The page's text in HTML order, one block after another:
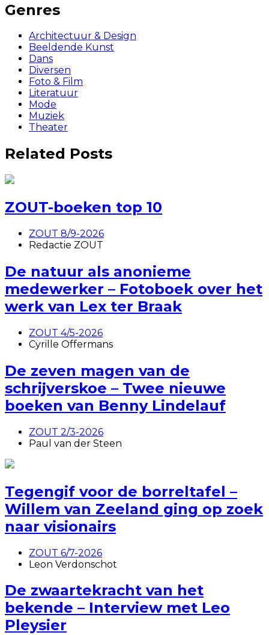
Genres
Architectuur & Design
Beeldende Kunst
Dans
Diversen
Foto & Film
Literatuur
Mode
Muziek
Theater
Related Posts
ZOUT-boeken top 10
ZOUT 8/9-2026
Redactie ZOUT
De natuur als anonieme
medewerker – Fotoboek over het
werk van Lex ter Braak
ZOUT 4/5-2026
Cyrille Offermans
De zeven magen van de
schrijverskoe – Twee nieuwe
boeken van Benny Lindelauf
ZOUT 2/3-2026
Paul van der Steen
Tegengif voor de borreltafel –
Willem van Zeeland ging op zoek
naar visionairs
ZOUT 6/7-2026
Leon Verdonschot
De zwaartekracht van het
bekende – Interview met Leo
Pleysier